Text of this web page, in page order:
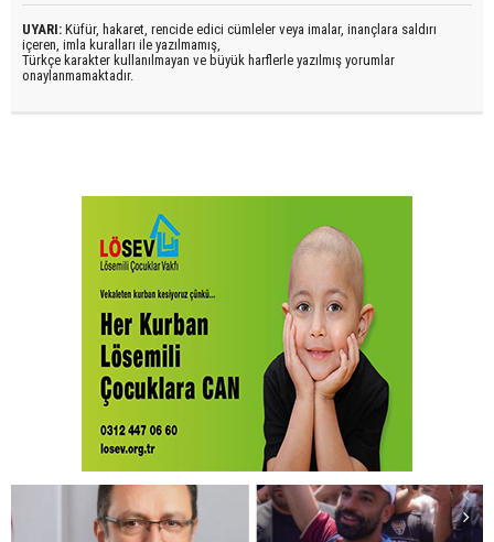
UYARI: Küfür, hakaret, rencide edici cümleler veya imalar, inançlara saldırı
içeren, imla kuralları ile yazılmamış,
Türkçe karakter kullanılmayan ve büyük harflerle yazılmış yorumlar
onaylanmamaktadır.